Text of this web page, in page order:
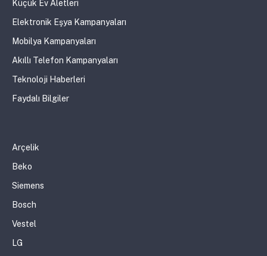
Küçük Ev Aletleri
Elektronik Eşya Kampanyaları
Mobilya Kampanyaları
Akıllı Telefon Kampanyaları
Teknoloji Haberleri
Faydalı Bilgiler
Arçelik
Beko
Siemens
Bosch
Vestel
LG